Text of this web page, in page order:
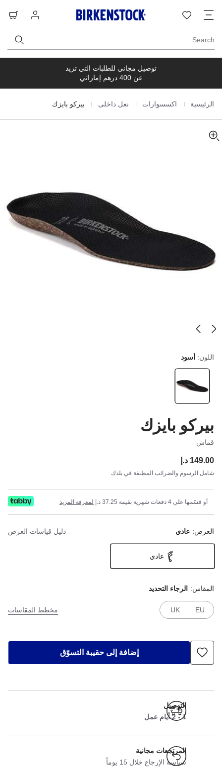
الدخول
Search
توصيل مجاني للطلبات التي تزيد
عن 400 درهم إماراتي
Homepage الرئيسية اكسسوارات نعل داخلى بيركو بايزك
اللون: أسود
بيركو بايزك
قماش
149.00 د.إ
شامل الرسوم والضرائب المطبقة في بلدك
أو قسّمها علي 4 دفعات شهرية بقيمة 37.25 د.إ لمعرفة المزيد
العرض: عادي دليل قياسات العرض
عادي
مخطط المقاسات
المقاس: الرجاء التحديد
EU
UK
إضافة إلى حقيبة التسوّق
التوصيل
1 - 2 أيام عمل
المرتجعات مجانية
سياسة الإرجاع خلال 15 يوماً